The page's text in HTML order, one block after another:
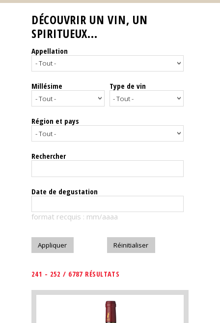
Reportages
Nos
Spiritueux
Notes
dégustation
Le
magazine
Télécharger
DÉCOUVRIR UN VIN, UN
SPIRITUEUX...
Appellation
Millésime Type de vin
Région et pays
Rechercher
Date de degustation
format recquis : mm/aaaa
241 - 252 / 6787 RÉSULTATS